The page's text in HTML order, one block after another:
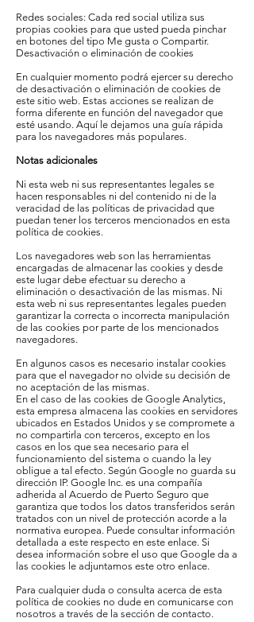
Redes sociales: Cada red social utiliza sus
propias cookies para que usted pueda pinchar
en botones del tipo Me gusta o Compartir.
Desactivación o eliminación de cookies
En cualquier momento podrá ejercer su derecho
de desactivación o eliminación de cookies de
este sitio web. Estas acciones se realizan de
forma diferente en función del navegador que
esté usando. Aquí le dejamos una guía rápida
para los navegadores más populares.
Notas adicionales
Ni esta web ni sus representantes legales se
hacen responsables ni del contenido ni de la
veracidad de las políticas de privacidad que
puedan tener los terceros mencionados en esta
política de cookies.
Los navegadores web son las herramientas
encargadas de almacenar las cookies y desde
este lugar debe efectuar su derecho a
eliminación o desactivación de las mismas. Ni
esta web ni sus representantes legales pueden
garantizar la correcta o incorrecta manipulación
de las cookies por parte de los mencionados
navegadores.
En algunos casos es necesario instalar cookies
para que el navegador no olvide su decisión de
no aceptación de las mismas.
En el caso de las cookies de Google Analytics,
esta empresa almacena las cookies en servidores
ubicados en Estados Unidos y se compromete a
no compartirla con terceros, excepto en los
casos en los que sea necesario para el
funcionamiento del sistema o cuando la ley
obligue a tal efecto. Según Google no guarda su
dirección IP. Google Inc. es una compañía
adherida al Acuerdo de Puerto Seguro que
garantiza que todos los datos transferidos serán
tratados con un nivel de protección acorde a la
normativa europea. Puede consultar información
detallada a este respecto en este enlace. Si
desea información sobre el uso que Google da a
las cookies le adjuntamos este otro enlace.
Para cualquier duda o consulta acerca de esta
política de cookies no dude en comunicarse con
nosotros a través de la sección de contacto.